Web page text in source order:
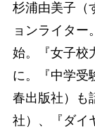
杉浦由美子（
ョンライター
始。『女子校
に。『中学
春出版社）も
社）、『ダイ